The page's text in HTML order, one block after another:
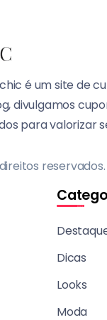
é um site de
divulgamos
para valorizar
reservados.
Dicas
Looks
Moda